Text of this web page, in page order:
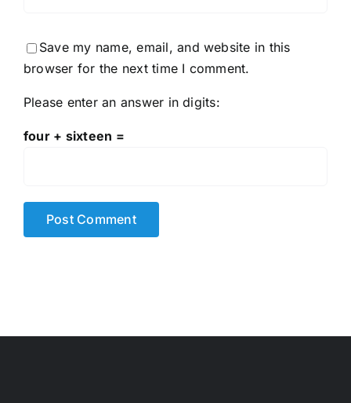
Save my name, email, and website in this
browser for the next time I comment.
Please enter an answer in digits:
four + sixteen =